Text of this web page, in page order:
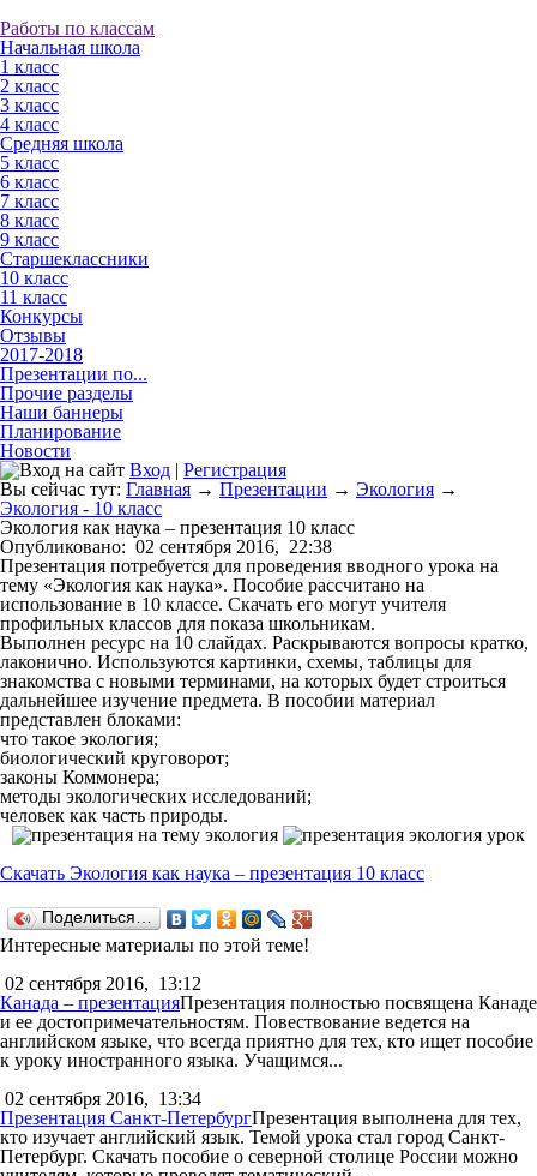
Работы по классам
Начальная школа
1 класс
2 класс
3 класс
4 класс
Средняя школа
5 класс
6 класс
7 класс
8 класс
9 класс
Старшеклассники
10 класс
11 класс
Конкурсы
Отзывы
2017-2018
Презентации по...
Прочие разделы
Наши баннеры
Планирование
Новости
Вход | Регистрация
Вы сейчас тут: Главная → Презентации → Экология →
Экология - 10 класс
Экология как наука – презентация 10 класс
Опубликовано: 02 сентября 2016, 22:38
Презентация потребуется для проведения вводного урока на
тему «Экология как наука». Пособие рассчитано на
использование в 10 классе. Скачать его могут учителя
профильных классов для показа школьникам.
Выполнен ресурс на 10 слайдах. Раскрываются вопросы кратко,
лаконично. Используются картинки, схемы, таблицы для
знакомства с новыми терминами, на которых будет строиться
дальнейшее изучение предмета. В пособии материал
представлен блоками:
что такое экология;
биологический круговорот;
законы Коммонера;
методы экологических исследований;
человек как часть природы.
Скачать Экология как наука – презентация 10 класс
Поделиться…
Интересные материалы по этой теме!
02 сентября 2016, 13:12
Канада – презентацияПрезентация полностью посвящена Канаде
и ее достопримечательностям. Повествование ведется на
английском языке, что всегда приятно для тех, кто ищет пособие
к уроку иностранного языка. Учащимся...
02 сентября 2016, 13:34
Презентация Санкт-ПетербургПрезентация выполнена для тех,
кто изучает английский язык. Темой урока стал город Санкт-
Петербург. Скачать пособие о северной столице России можно